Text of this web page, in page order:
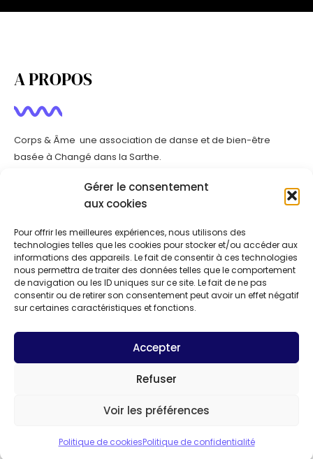
Gérer le consentement
aux cookies
Pour offrir les meilleures expériences, nous utilisons des
technologies telles que les cookies pour stocker et/ou accéder aux
informations des appareils. Le fait de consentir à ces technologies
nous permettra de traiter des données telles que le comportement
de navigation ou les ID uniques sur ce site. Le fait de ne pas
consentir ou de retirer son consentement peut avoir un effet négatif
sur certaines caractéristiques et fonctions.
Accepter
Refuser
Voir les préférences
Politique de cookiesPolitique de confidentialité
A PROPOS
Corps & Âme une association de danse et de bien-être
basée à Changé dans la Sarthe.
LES COURS
ÉVEIL ET INITIATION À LA DANSE
DANSE MODERN'JAZZ
DANSE CLASSIQUE
CARDIO FITNESS
RELAXATION & BAIN SONORE